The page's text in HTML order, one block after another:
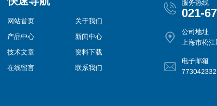
网站首页
关于我们
产品中心
新闻中心
技术文章
资料下载
在线留言
联系我们
服务热线
021-
公司地址
上海市松
电子邮箱